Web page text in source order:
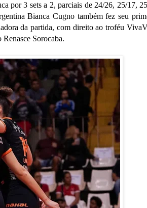
por 3 sets a 2, parciais de 24/26, 25/17,
Bianca Cugno também fez seu
da partida, com direito ao troféu
Sorocaba.